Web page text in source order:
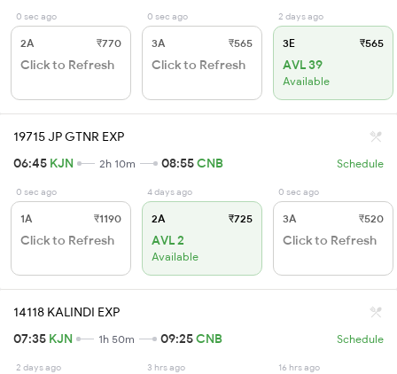
0 sec ago
2A ₹770
Click to Refresh
0 sec ago
3A ₹565
Click to Refresh
2 days ago
3E ₹565
AVL 39
Available
19715 JP GTNR EXP
06:45 KJN 2h 10m 08:55CNB Schedule
0 sec ago
1A ₹1190
Click to Refresh
4 days ago
2A ₹725
AVL 2
Available
0 sec ago
3A ₹520
Click to Refresh
14118 KALINDI EXP
07:35 KJN 1h 50m 09:25CNB Schedule
2 days ago 3 hrs ago 16 hrs ago